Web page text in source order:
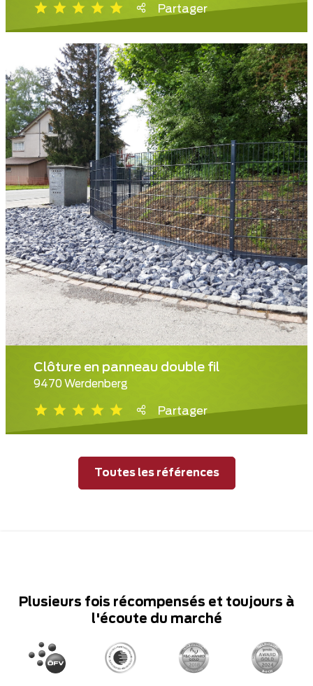
Partager
Clôture en panneau double fil
9470 Werdenberg
Partager
Toutes les références
Plusieurs fois récompensés et toujours à
l'écoute du marché